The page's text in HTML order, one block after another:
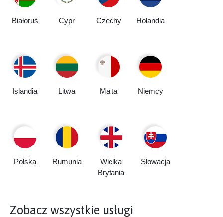
Białoruś Cypr Czechy Holandia
Islandia Litwa Malta Niemcy
Polska Rumunia
Wielka
Brytania
Słowacja
Zobacz wszystkie usługi